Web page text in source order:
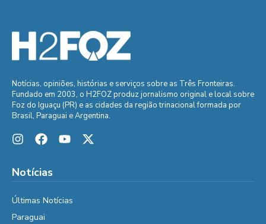
Notícias, opiniões, histórias e serviços sobre as Três Fronteiras.
Fundado em 2003, o H2FOZ produz jornalismo original e local sobre
Foz do Iguaçu (PR) e as cidades da região trinacional formada por
Brasil, Paraguai e Argentina.
Notícias
Últimas Notícias
Paraguai